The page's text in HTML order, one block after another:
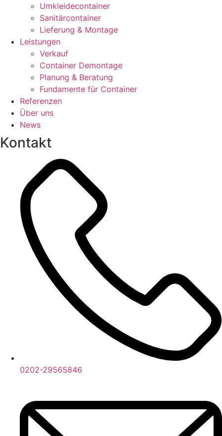
Umkleidecontainer
Sanitärcontainer
Lieferung & Montage
Leistungen
Verkauf
Container Demontage
Planung & Beratung
Fundamente für Container
Referenzen
Über uns
News
Kontakt
0202-29565846